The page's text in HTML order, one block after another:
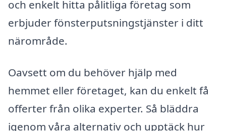
och enkelt hitta pålitliga företag som
erbjuder fönsterputsningstjänster i ditt
närområde.
Oavsett om du behöver hjälp med
hemmet eller företaget, kan du enkelt få
offerter från olika experter. Så bläddra
igenom våra alternativ och upptäck hur